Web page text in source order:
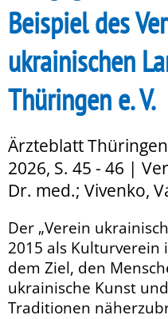
Beispiel des
ukrainischen
Thüringen e. V.
Ärzteblatt
2026, S. 45 - 46 |
Dr. med.; Vivenko,
Der „Verein
2015 als
dem Ziel, den
ukrainische Kunst
Traditionen